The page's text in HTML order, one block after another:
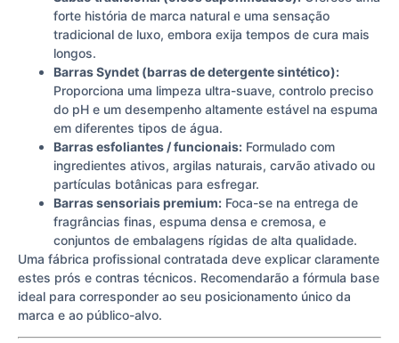
forte história de marca natural e uma sensação
tradicional de luxo, embora exija tempos de cura mais
longos.
Barras Syndet (barras de detergente sintético):
Proporciona uma limpeza ultra-suave, controlo preciso
do pH e um desempenho altamente estável na espuma
em diferentes tipos de água.
Barras esfoliantes / funcionais: Formulado com
ingredientes ativos, argilas naturais, carvão ativado ou
partículas botânicas para esfregar.
Barras sensoriais premium: Foca-se na entrega de
fragrâncias finas, espuma densa e cremosa, e
conjuntos de embalagens rígidas de alta qualidade.
Uma fábrica profissional contratada deve explicar claramente
estes prós e contras técnicos. Recomendarão a fórmula base
ideal para corresponder ao seu posicionamento único da
marca e ao público-alvo.